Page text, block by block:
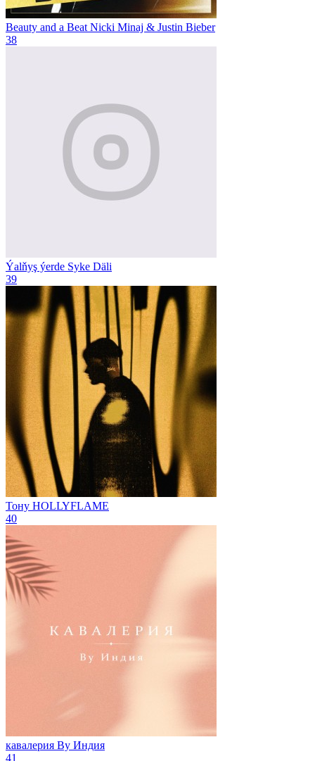
Beauty and a Beat Nicki Minaj & Justin Bieber
38
Ýalňyş ýerde Syke Däli
39
Тону HOLLYFLAME
40
кавалерия By Индия
41